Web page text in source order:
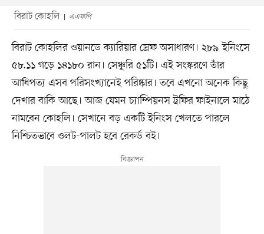
বিরাট কোহলি এএফপি
বিরাট কোহলির ওয়ানডে ক্যারিয়ার স্রেফ অসাধারণ। ২৮৯ ইনিংসে
৫৮.১১ গড়ে ১৪১৮০ রান। সেঞ্চুরি ৫১টি। এই সংস্করণে তাঁর
আধিপত্য এসব পরিসংখ্যানেই পরিষ্কার। তবে এখনো অনেক কিছু
দেখার বাকি আছে। আজ যেমন চ্যাম্পিয়নস ট্রফির ফাইনালে মাঠে
নামবেন কোহলি। সেখানে বড় একটি ইনিংস খেলতে পারলে
নিশ্চিতভাবে ওলট-পালট হবে রেকর্ড বই।